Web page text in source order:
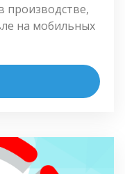
производстве,
на мобильных